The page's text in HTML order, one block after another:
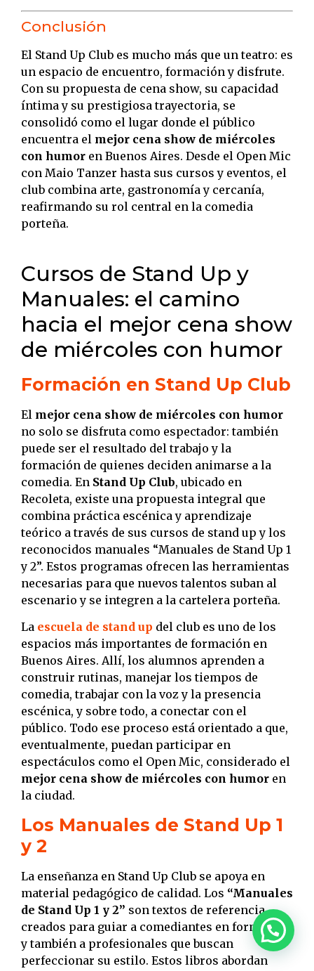
Conclusión
El Stand Up Club es mucho más que un teatro: es
un espacio de encuentro, formación y disfrute.
Con su propuesta de cena show, su capacidad
íntima y su prestigiosa trayectoria, se
consolidó como el lugar donde el público
encuentra el mejor cena show de miércoles
con humor en Buenos Aires. Desde el Open Mic
con Maio Tanzer hasta sus cursos y eventos, el
club combina arte, gastronomía y cercanía,
reafirmando su rol central en la comedia
porteña.
Cursos de Stand Up y
Manuales: el camino
hacia el mejor cena show
de miércoles con humor
Formación en Stand Up Club
El mejor cena show de miércoles con humor
no solo se disfruta como espectador: también
puede ser el resultado del trabajo y la
formación de quienes deciden animarse a la
comedia. En Stand Up Club, ubicado en
Recoleta, existe una propuesta integral que
combina práctica escénica y aprendizaje
teórico a través de sus cursos de stand up y los
reconocidos manuales “Manuales de Stand Up 1
y 2”. Estos programas ofrecen las herramientas
necesarias para que nuevos talentos suban al
escenario y se integren a la cartelera porteña.
La escuela de stand up del club es uno de los
espacios más importantes de formación en
Buenos Aires. Allí, los alumnos aprenden a
construir rutinas, manejar los tiempos de
comedia, trabajar con la voz y la presencia
escénica, y sobre todo, a conectar con el
público. Todo ese proceso está orientado a que,
eventualmente, puedan participar en
espectáculos como el Open Mic, considerado el
mejor cena show de miércoles con humor en
la ciudad.
Los Manuales de Stand Up 1
y 2
La enseñanza en Stand Up Club se apoya en
material pedagógico de calidad. Los “Manuales
de Stand Up 1 y 2” son textos de referencia
creados para guiar a comediantes en formación
y también a profesionales que buscan
perfeccionar su estilo. Estos libros abordan